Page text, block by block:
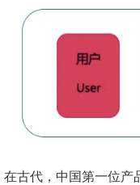
在古代，中国第一位产